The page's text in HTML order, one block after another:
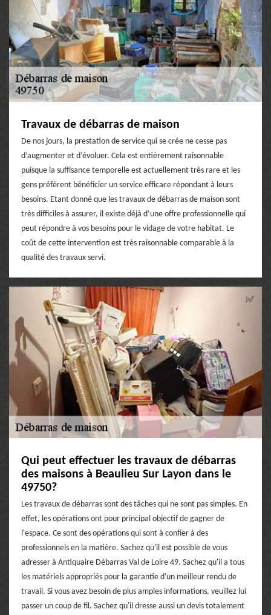
Travaux de débarras de maison
De nos jours, la prestation de service qui se crée ne cesse pas
d’augmenter et d’évoluer. Cela est entièrement raisonnable
puisque la suffisance temporelle est actuellement très rare et les
gens préfèrent bénéficier un service efficace répondant à leurs
besoins. Etant donné que les travaux de débarras de maison sont
très difficiles à assurer, il existe déjà d’une offre professionnelle qui
peut répondre à vos besoins pour le vidage de votre habitat. Le
coût de cette intervention est très raisonnable comparable à la
qualité des travaux servi.
Qui peut effectuer les travaux de débarras
des maisons à Beaulieu Sur Layon dans le
49750?
Les travaux de débarras sont des tâches qui ne sont pas simples. En
effet, les opérations ont pour principal objectif de gagner de
l'espace. Ce sont des opérations qui sont à confier à des
professionnels en la matière. Sachez qu'il est possible de vous
adresser à Antiquaire Débarras Val de Loire 49. Sachez qu'il a tous
les matériels appropriés pour la garantie d'un meilleur rendu de
travail. Si vous avez besoin de plus amples informations, veuillez lui
passer un coup de fil. Sachez qu'il dresse aussi un devis totalement